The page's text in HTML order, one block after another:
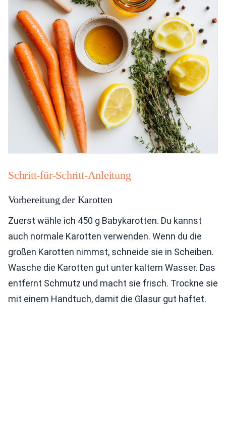
Schritt-für-Schritt-Anleitung
Vorbereitung der Karotten
Zuerst wähle ich 450 g Babykarotten. Du kannst
auch normale Karotten verwenden. Wenn du die
großen Karotten nimmst, schneide sie in Scheiben.
Wasche die Karotten gut unter kaltem Wasser. Das
entfernt Schmutz und macht sie frisch. Trockne sie
mit einem Handtuch, damit die Glasur gut haftet.